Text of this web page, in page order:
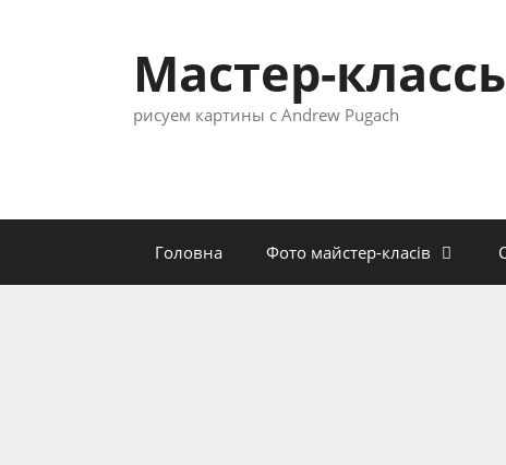
Мастер-
рисуем картины с Andrew Pugach
Головна Фото майстер-класів